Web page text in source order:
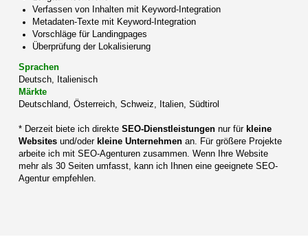
Verfassen von Inhalten mit Keyword-Integration
Metadaten-Texte mit Keyword-Integration
Vorschläge für Landingpages
Überprüfung der Lokalisierung
Sprachen
Deutsch, Italienisch
Märkte
Deutschland, Österreich, Schweiz, Italien, Südtirol
* Derzeit biete ich direkte SEO-Dienstleistungennur für kleine
Websitesund/oder kleine Unternehmenan. Für größere Projekte
arbeite ich mit SEO-Agenturen zusammen. Wenn Ihre Website
mehr als 30 Seiten umfasst, kann ich Ihnen eine geeignete SEO-
Agentur empfehlen.